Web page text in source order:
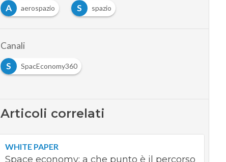
A
aerospazio S spazio
Canali
S
SpacEconomy360
Articoli correlati
WHITE PAPER
Space economy: a che punto è il percorso